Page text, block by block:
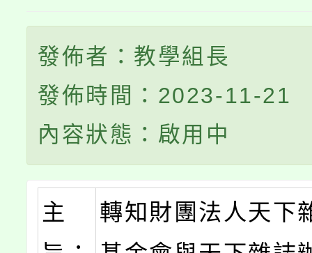
發佈者：教學組長
發佈時間：2023-11-21
內容狀態：啟用中
主
轉知財團法人天下